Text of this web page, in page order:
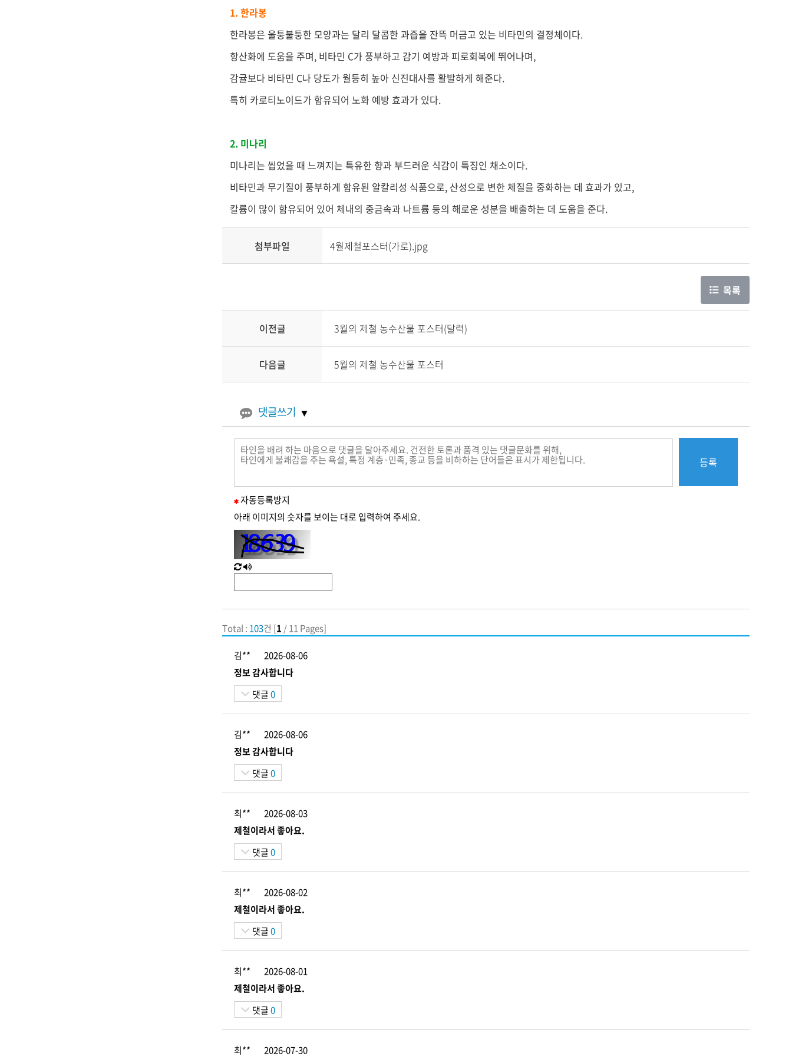
1. 한라봉
한라봉은 울퉁불퉁한 모양과는 달리 달콤한 과즙을 잔뜩 머금고 있는 비타민의 결정체이다.
항산화에 도움을 주며, 비타민 C가 풍부하고 감기 예방과 피로회복에 뛰어나며,
감귤보다 비타민 C나 당도가 월등히 높아 신진대사를 활발하게 해준다.
특히 카로티노이드가 함유되어 노화 예방 효과가 있다.
2. 미나리
미나리는 씹었을 때 느껴지는 특유한 향과 부드러운 식감이 특징인 채소이다.
비타민과 무기질이 풍부하게 함유된 알칼리성 식품으로, 산성으로 변한 체질을 중화하는 데 효과가 있고,
칼륨이 많이 함유되어 있어 체내의 중금속과 나트륨 등의 해로운 성분을 배출하는 데 도움을 준다.
첨부파일 4월제철포스터(가로).jpg
목록
이전글 3월의 제철 농수산물 포스터(달력)
다음글 5월의 제철 농수산물 포스터
댓글쓰기
필
수
입
력
자동등록방지
아래 이미지의 숫자를 보이는 대로 입력하여 주세요.
새
로
침
한
글
성
등록
Total : 103건 [1 / 11 Pages]
김**
2026-08-06
정보 감사합니다
댓글0
김**
2026-08-06
정보 감사합니다
댓글0
최**
2026-08-03
제철이라서 좋아요.
댓글0
최**
2026-08-02
제철이라서 좋아요.
댓글0
최**
2026-08-01
제철이라서 좋아요.
댓글0
최** 2026-07-30